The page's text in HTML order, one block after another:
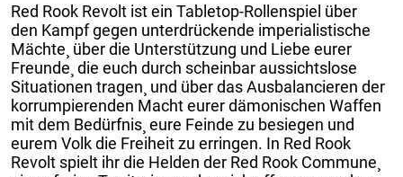
Red Rook Revolt ist ein Tabletop-Rollenspiel über
den Kampf gegen unterdrückende imperialistische
Mächte¸ über die Unterstützung und Liebe eurer
Freunde¸ die euch durch scheinbar aussichtslose
Situationen tragen¸ und über das Ausbalancieren der
korrumpierenden Macht eurer dämonischen Waffen
mit dem Bedürfnis¸ eure Feinde zu besiegen und
eurem Volk die Freiheit zu erringen. In Red Rook
Revolt spielt ihr die Helden der Red Rook Commune¸